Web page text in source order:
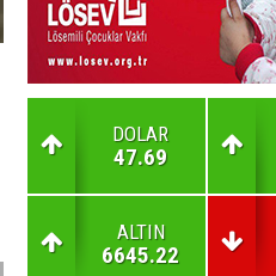
DOLAR
47.69
ALTIN
6645.22